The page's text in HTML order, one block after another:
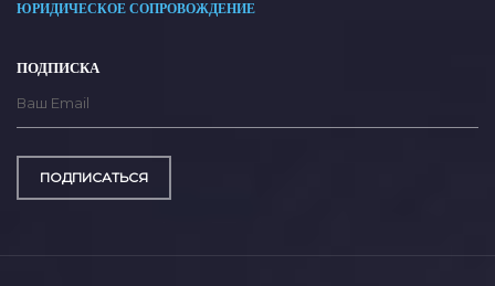
ЮРИДИЧЕСКОЕ СОПРОВОЖДЕНИЕ
ПОДПИСКА
ПОДПИСАТЬСЯ